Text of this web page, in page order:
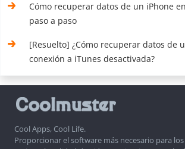
Cómo recuperar datos de un iPhone
paso a paso
[Resuelto] ¿Cómo recuperar datos de
conexión a iTunes desactivada?
Cool Apps, Cool Life.
Proporcionar el software más necesario para